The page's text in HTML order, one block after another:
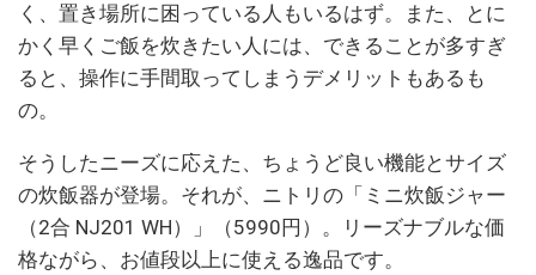
く、置き場所に困っている人もいるはず。また、とに
かく早くご飯を炊きたい人には、できることが多すぎ
ると、操作に手間取ってしまうデメリットもあるも
の。
そうしたニーズに応えた、ちょうど良い機能とサイズ
の炊飯器が登場。それが、ニトリの「ミニ炊飯ジャー
（2合 NJ201 WH）」（5990円）。リーズナブルな価
格ながら、お値段以上に使える逸品です。